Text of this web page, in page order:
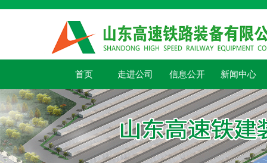
首页 走进公司 信息公开 新闻中心